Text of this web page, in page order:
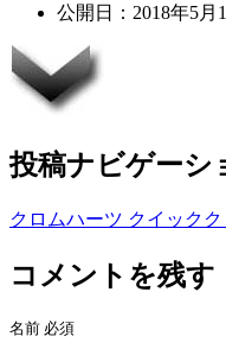
公開日： 2018年5月
投稿ナビゲーシ
クロムハーツ クイック
コメントを残す
名前 必須